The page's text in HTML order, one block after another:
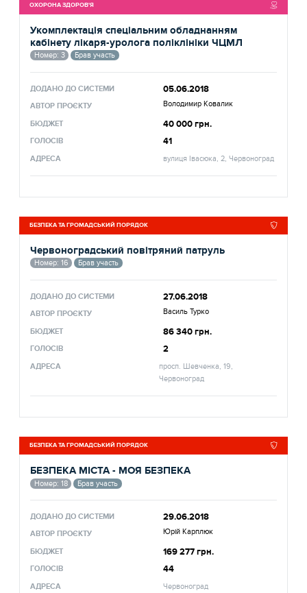
ОХОРОНА ЗДОРОВ'Я
Укомплектація спеціальним обладнанням
кабінету лікаря-уролога поліклініки ЧЦМЛ
Номер: 3 Брав участь
ДОДАНО ДО СИСТЕМИ 05.06.2018
АВТОР ПРОЄКТУ Володимир Ковалик
БЮДЖЕТ 40 000 грн.
ГОЛОСІВ 41
АДРЕСА вулиця Івасюка, 2, Червоноград
БЕЗПЕКА ТА ГРОМАДСЬКИЙ ПОРЯДОК
Червоноградський повітряний патруль
Номер: 16 Брав участь
ДОДАНО ДО СИСТЕМИ 27.06.2018
АВТОР ПРОЄКТУ Василь Турко
БЮДЖЕТ 86 340 грн.
ГОЛОСІВ 2
АДРЕСА
просп. Шевченка, 19,
Червоноград
БЕЗПЕКА ТА ГРОМАДСЬКИЙ ПОРЯДОК
БЕЗПЕКА МІСТА - МОЯ БЕЗПЕКА
Номер: 18 Брав участь
ДОДАНО ДО СИСТЕМИ 29.06.2018
АВТОР ПРОЄКТУ Юрій Карплюк
БЮДЖЕТ 169 277 грн.
ГОЛОСІВ 44
АДРЕСА Червоноград